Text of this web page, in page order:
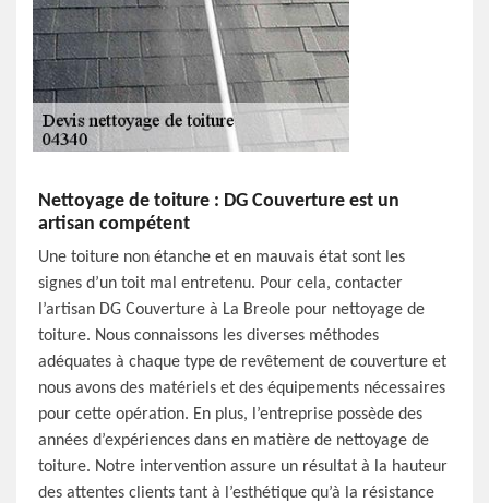
Nettoyage de toiture : DG Couverture est un
artisan compétent
Une toiture non étanche et en mauvais état sont les
signes d’un toit mal entretenu. Pour cela, contacter
l’artisan DG Couverture à La Breole pour nettoyage de
toiture. Nous connaissons les diverses méthodes
adéquates à chaque type de revêtement de couverture et
nous avons des matériels et des équipements nécessaires
pour cette opération. En plus, l’entreprise possède des
années d’expériences dans en matière de nettoyage de
toiture. Notre intervention assure un résultat à la hauteur
des attentes clients tant à l’esthétique qu’à la résistance